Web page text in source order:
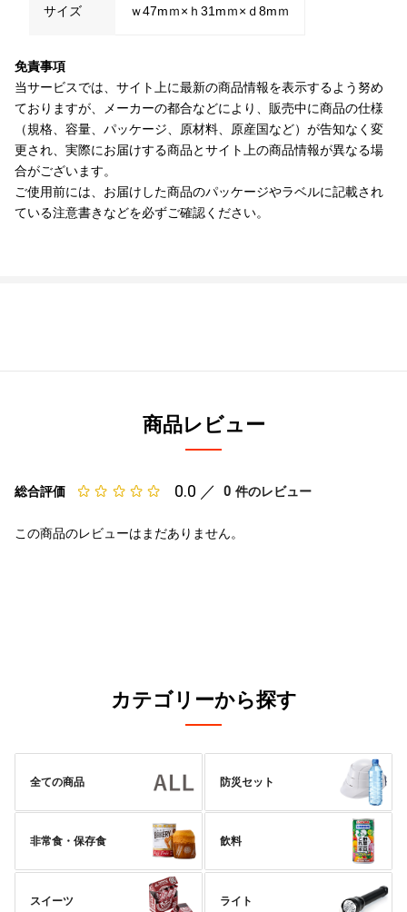
サイズ ｗ47mｍ×ｈ31mｍ×ｄ8mｍ
免責事項
当サービスでは、サイト上に最新の商品情報を表示するよう努め
ておりますが、メーカーの都合などにより、販売中に商品の仕様
（規格、容量、パッケージ、原材料、原産国など）が告知なく変
更され、実際にお届けする商品とサイト上の商品情報が異なる場
合がございます。
ご使用前には、お届けした商品のパッケージやラベルに記載され
ている注意書きなどを必ずご確認ください。
商品レビュー
総合評価 0.0 ／ 0 件のレビュー
この商品のレビューはまだありません。
カテゴリーから探す
全ての商品 防災セット
非常食・保存食 飲料
スイーツ ライト